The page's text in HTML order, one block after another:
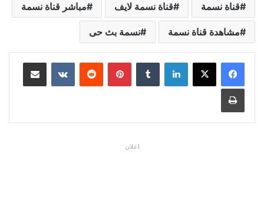
قناة نسمة قناة نسمة لايف مباشر قناة نسمة
مشاهدة قناة نسمة نسمة بث حى
لينكدإن بينتيريست مشاركة عبر البريد
طباعة
اعلان